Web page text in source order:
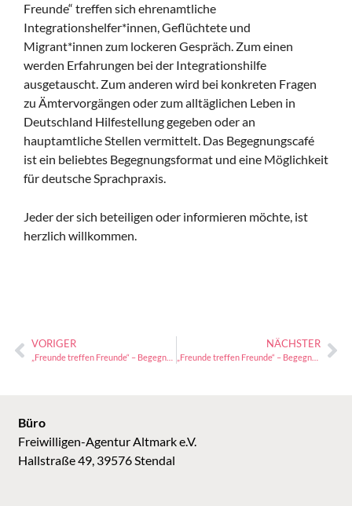
Freunde“ treffen sich ehrenamtliche
Integrationshelfer*innen, Geflüchtete und
Migrant*innen zum lockeren Gespräch. Zum einen
werden Erfahrungen bei der Integrationshilfe
ausgetauscht. Zum anderen wird bei konkreten Fragen
zu Ämtervorgängen oder zum alltäglichen Leben in
Deutschland Hilfestellung gegeben oder an
hauptamtliche Stellen vermittelt. Das Begegnungscafé
ist ein beliebtes Begegnungsformat und eine Möglichkeit
für deutsche Sprachpraxis.
Jeder der sich beteiligen oder informieren möchte, ist
herzlich willkommen.
VORIGER NÄCHSTER
„Freunde treffen Freunde“ – Begegnungscafé
Büro
Freiwilligen-Agentur Altmark e.V.
Hallstraße 49, 39576 Stendal